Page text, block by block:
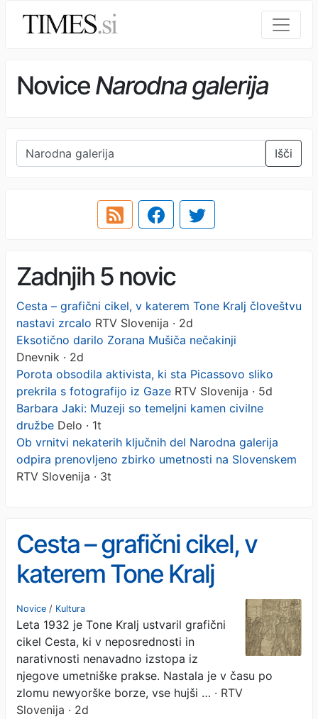
NoviceNarodna galerija
Išči
Zadnjih 5 novic
Cesta – grafični cikel, v katerem Tone Kralj človeštvu
nastavi zrcalo RTV Slovenija · 2d
Eksotično darilo Zorana Mušiča nečakinji
Dnevnik · 2d
Porota obsodila aktivista, ki sta Picassovo sliko
prekrila s fotografijo iz Gaze RTV Slovenija · 5d
Barbara Jaki: Muzeji so temeljni kamen civilne
družbe Delo · 1t
Ob vrnitvi nekaterih ključnih del Narodna galerija
odpira prenovljeno zbirko umetnosti na Slovenskem
RTV Slovenija · 3t
Cesta – grafični cikel, v
katerem Tone Kralj
človeštvu nastavi zrcalo
Novice / Kultura
Leta 1932 je Tone Kralj ustvaril grafični
cikel Cesta, ki v neposrednosti in
narativnosti nenavadno izstopa iz
njegove umetniške prakse. Nastala je v času po
zlomu newyorške borze, vse hujši … · RTV
Slovenija · 2d